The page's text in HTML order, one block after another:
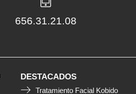
656.31.21.08
DESTACADOS
Tratamiento Facial Kobido